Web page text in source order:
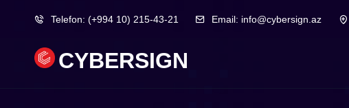
Telefon: (+994 10) 215-43-21 Email: info@cybersign.az
CYBERSIGN